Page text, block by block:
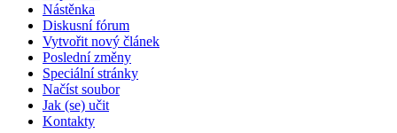
Nástěnka
Diskusní fórum
Vytvořit nový článek
Poslední změny
Speciální stránky
Načíst soubor
Jak (se) učit
Kontakty